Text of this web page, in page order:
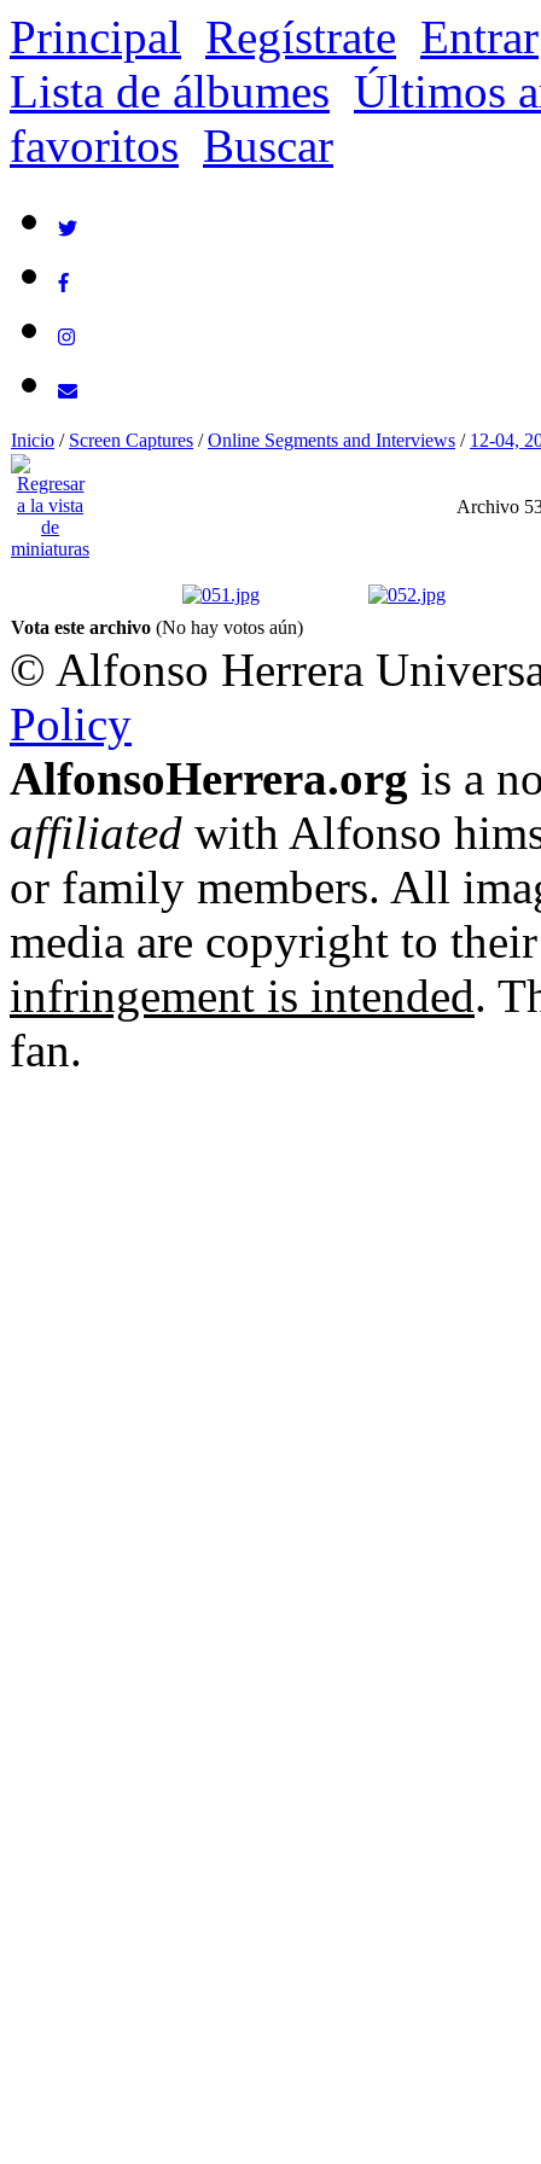
Principal Regístrate Entrar
Lista de álbumes Últimos
favoritos Buscar
Inicio / Screen Captures /Online Segments and Interviews / 12-04,
Archivo
Vota este archivo (No hay votos aún)
© Alfonso Herrera
Policy
AlfonsoHerrera.org is a
affiliated with Alfonso
or family members. All
media are copyright to
infringement is intended.
fan.